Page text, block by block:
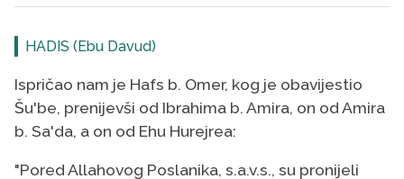
HADIS (Ebu Davud)
Ispričao nam je Hafs b. Omer, kog je obavijestio
Šu'be, prenijevši od Ibrahima b. Amira, on od Amira
b. Sa'da, a on od Ehu Hurejrea:
"Pored Allahovog Poslanika, s.a.v.s., su pronijeli